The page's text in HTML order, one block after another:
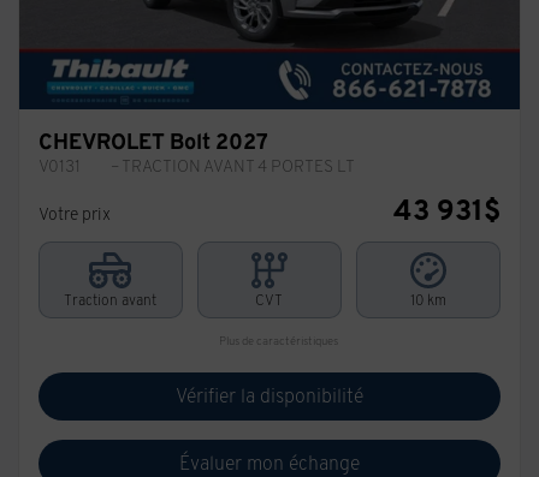
CHEVROLET Bolt 2027
V0131 – TRACTION AVANT 4 PORTES LT
Votre prix 43 931$
Traction avant CVT 10 km
Plus de caractéristiques
Vérifier la disponibilité
Évaluer mon échange